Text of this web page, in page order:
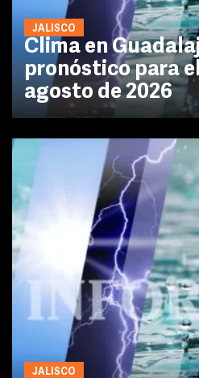
JALISCO
Clima en
pronóstico para
agosto de 2026
JALISCO